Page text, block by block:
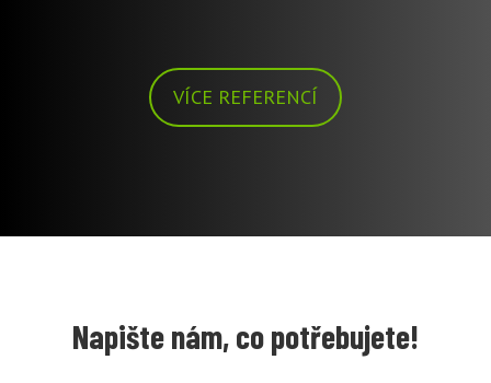
VÍCE REFERENCÍ
Napište nám, co potřebujete!